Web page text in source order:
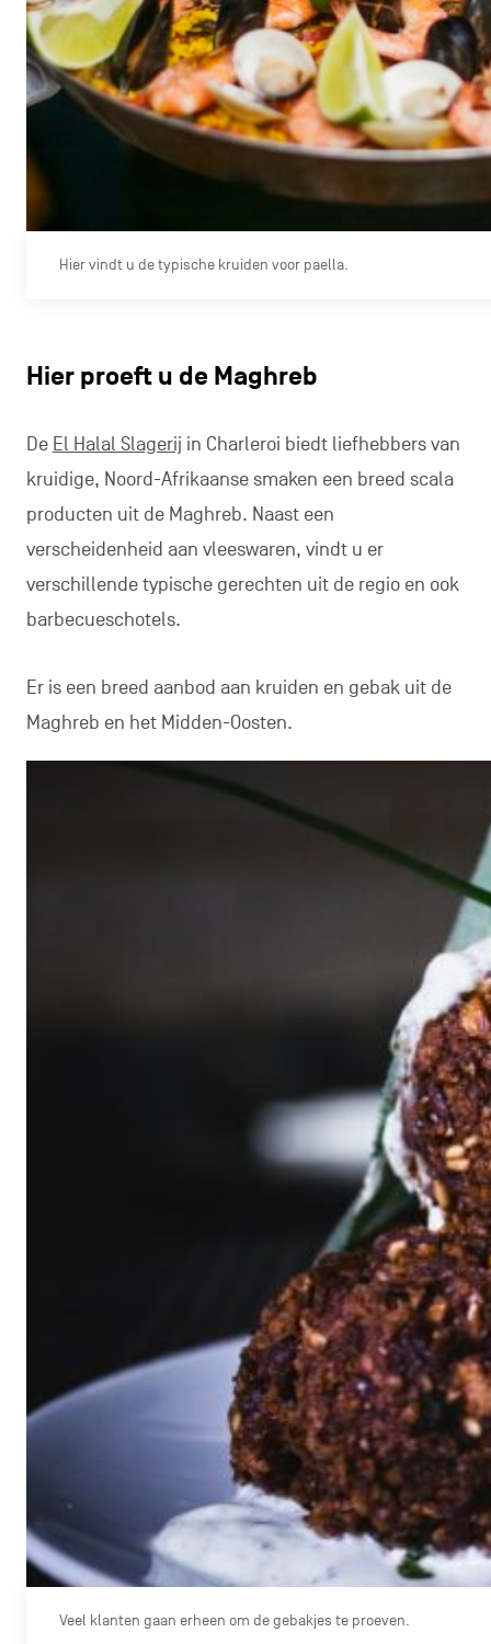
Hier vindt u de typische kruiden voor paella.
Hier proeft u de Maghreb
De El Halal Slagerij in Charleroi biedt liefhebbers van
kruidige, Noord-Afrikaanse smaken een breed scala
producten uit de Maghreb. Naast een
verscheidenheid aan vleeswaren, vindt u er
verschillende typische gerechten uit de regio en ook
barbecueschotels.
Er is een breed aanbod aan kruiden en gebak uit de
Maghreb en het Midden-Oosten.
Veel klanten gaan erheen om de gebakjes te proeven.